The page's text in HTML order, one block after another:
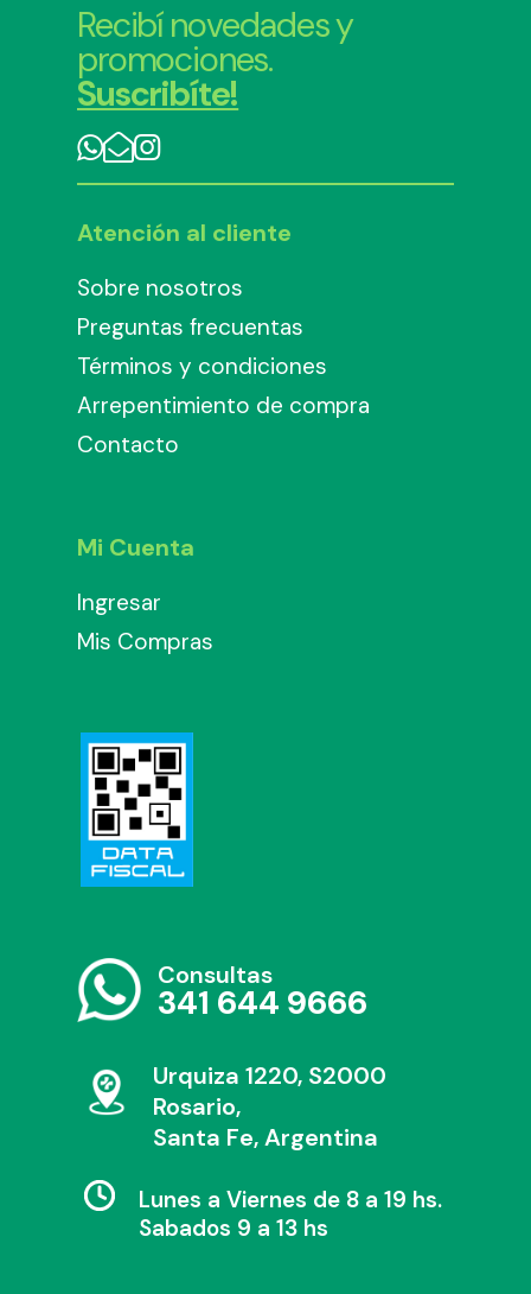
Recibí novedades y
promociones.
Suscribíte!
Atención al cliente
Sobre nosotros
Preguntas frecuentas
Términos y condiciones
Arrepentimiento de compra
Contacto
Mi Cuenta
Ingresar
Mis Compras
Consultas
341 644 9666
Urquiza 1220, S2000
Rosario,
Santa Fe, Argentina
Lunes a Viernes de 8 a 19 hs.
Sabados 9 a 13 hs